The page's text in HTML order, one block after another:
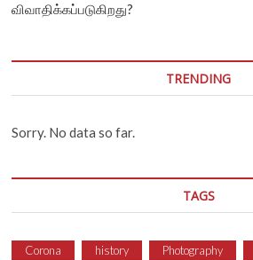
விவாதிக்கப்படுகிறது?
TRENDING
Sorry. No data so far.
TAGS
Corona history Photography